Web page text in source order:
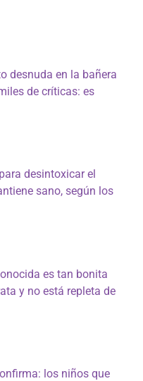
desnuda en la bañera
de críticas: es
desintoxicar el
sano, según los
es tan bonita
y no está repleta de
los niños que